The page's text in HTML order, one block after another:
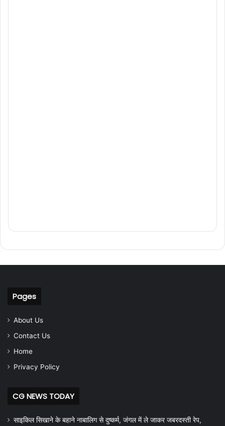
Pages
About Us
Contact Us
Home
Privacy Policy
CG NEWS TODAY
साइकिल सिखाने के बहाने नाबालिग से दुष्कर्म, जंगल में ले जाकर जबरदस्ती रेप,